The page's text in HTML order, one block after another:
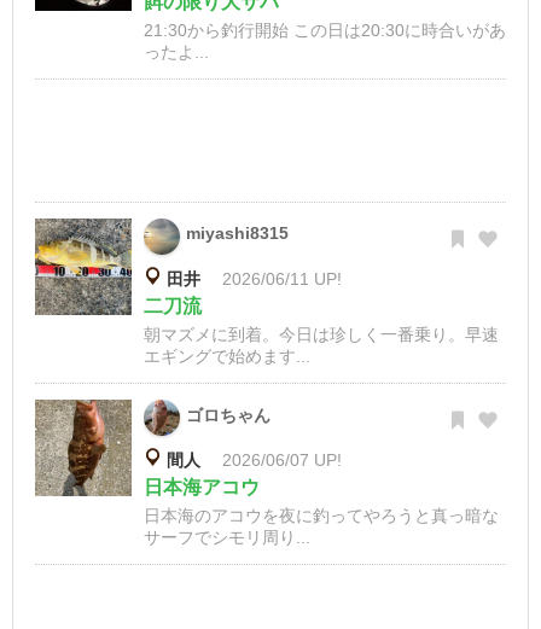
21:30から釣行開始 この日は20:30に時合いがあ
ったよ...
miyashi8315
田井 2026/06/11 UP!
二刀流
朝マズメに到着。今日は珍しく一番乗り。早速
エギングで始めます...
ゴロちゃん
間人 2026/06/07 UP!
日本海アコウ
日本海のアコウを夜に釣ってやろうと真っ暗な
サーフでシモリ周り...